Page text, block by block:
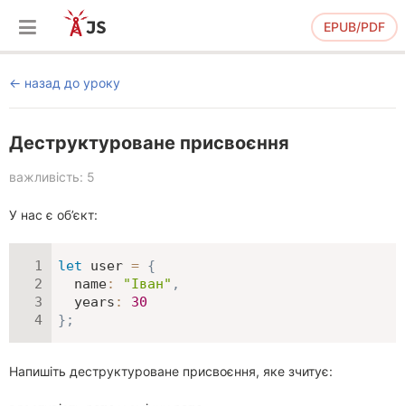
EPUB/PDF
назад до уроку
Деструктуроване присвоєння
важливість: 5
У нас є об’єкт:
let user = {
name: "Іван" ,
years :
30
} ;
Напишіть деструктуроване присвоєння, яке зчитує: